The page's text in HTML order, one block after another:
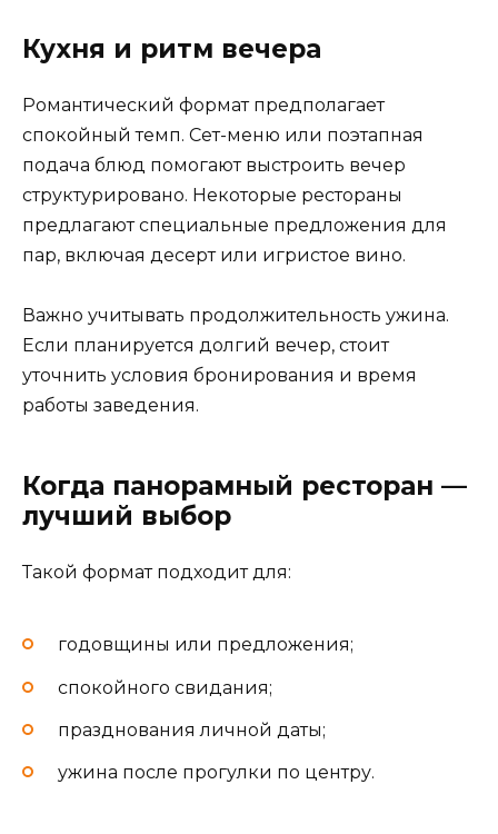
Кухня и ритм вечера
Романтический формат предполагает
спокойный темп. Сет-меню или поэтапная
подача блюд помогают выстроить вечер
структурировано. Некоторые рестораны
предлагают специальные предложения для
пар, включая десерт или игристое вино.
Важно учитывать продолжительность ужина.
Если планируется долгий вечер, стоит
уточнить условия бронирования и время
работы заведения.
Когда панорамный ресторан —
лучший выбор
Такой формат подходит для:
годовщины или предложения;
спокойного свидания;
празднования личной даты;
ужина после прогулки по центру.